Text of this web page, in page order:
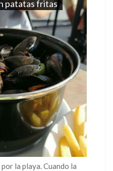
patatas fritas
la playa. Cuando la